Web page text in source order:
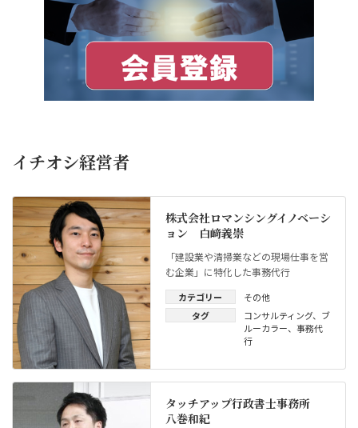
イチオシ経営者
株式会社ロマンシングイノベーシ
ョン 白﨑義崇
「建設業や清掃業などの現場仕事を営
む企業」に特化した事務代行
カテゴリー
その他
タグ
コンサルティング、 ブ
ルーカラー、 事務代
行
タッチアップ行政書士事務所
八巻和紀